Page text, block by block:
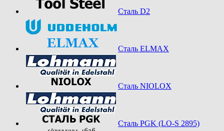
Сталь D2
Сталь ELMAX
Сталь NIOLOX
Сталь PGK (LO-S 2895)